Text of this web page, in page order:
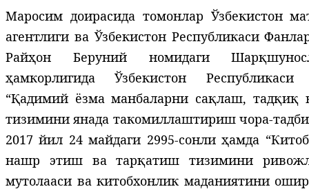
Маросим доирасида томонлар Ўзбекистон
агентлиги ва Ўзбекистон Республикаси
Райҳон Беруний номидаги
ҳамкорлигида Ўзбекистон Республикаси
“Қадимий ёзма манбаларни сақлаш, тадқиқ
тизимини янада такомиллаштириш чора-
2017 йил 24 майдаги 2995-сонли ҳамда
нашр этиш ва тарқатиш тизимини
мутолааси ва китобхонлик маданиятини